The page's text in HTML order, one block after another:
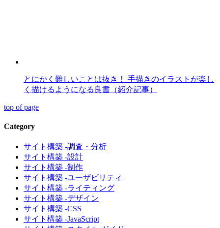
とにかく難しいことは抜き！ 手描きのイラストが楽し
く描けるようになる良書（紹介記事）
top of page
Category
サイト構築 -調査・分析
サイト構築 -設計
サイト構築 -制作
サイト構築 -ユーザビリティ
サイト構築 -ライティング
サイト構築 -デザイン
サイト構築 -CSS
サイト構築 -JavaScript